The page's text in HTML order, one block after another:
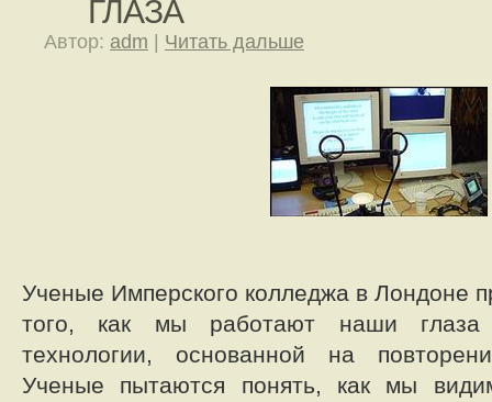
ГЛАЗА
Автор: adm Читать дальше
Ученые Имперского колледжа в Лондоне
того, как мы работают наши глаза
технологии, основанной на
Ученые пытаются понять, как мы